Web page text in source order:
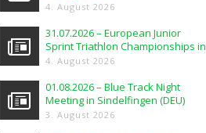
4. August 2026
31.07.2026 – European Junior
Sprint Triathlon Championships in
Elblag (POL)
4. August 2026
01.08.2026 – Blue Track Night
Meeting in Sindelfingen (DEU)
3. August 2026